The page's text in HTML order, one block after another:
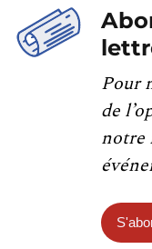
Pour
de
notre